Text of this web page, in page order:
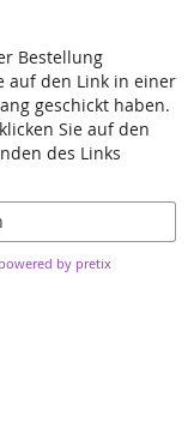
Bestellung
auf den Link in einer
geschickt haben.
Sie auf den
des Links
powered by pretix